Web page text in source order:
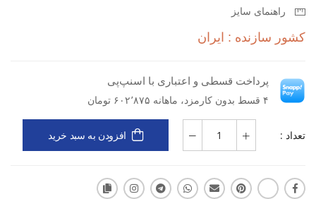
ویژگی‌های کلیدی:
پارچه غواصی با خاصیت کشسانی بالا و تنفس‌پذیر
طراحی ارگونومیک جهت افزایش عملکرد و راحتی
راهنمای سایز
کشور سازنده : ایران
پرداخت قسطی و اعتباری با اسنپ‌پی
۴ قسط بدون کارمزد، ماهانه ۶۰۲٬۸۷۵ تومان
تعداد : افزودن به سبد خرید